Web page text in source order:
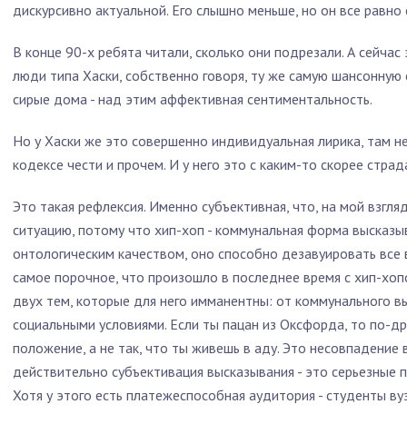
дискурсивно актуальной. Его слышно меньше, но он все равно
В конце 90-х ребята читали, сколько они подрезали. А
люди типа Хаски, собственно говоря, ту же самую шансонную
сирые дома - над этим аффективная сентиментальность.
Но у Хаски же это совершенно индивидуальная лирика, там
кодексе чести и прочем. И у него это с каким-то скорее
Это такая рефлексия. Именно субъективная, что, на мой
ситуацию, потому что хип-хоп - коммунальная форма
онтологическим качеством, оно способно дезавуировать
самое порочное, что произошло в последнее время с хип-
двух тем, которые для него имманентны: от коммунального
социальными условиями. Если ты пацан из Оксфорда, то по-
положение, а не так, что ты живешь в аду. Это несовпадение
действительно субъективация высказывания - это
Хотя у этого есть платежеспособная аудитория - студенты